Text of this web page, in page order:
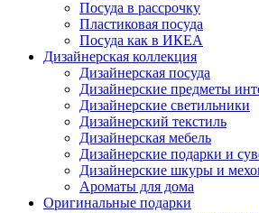
Посуда в рассрочку
Пластиковая посуда
Посуда как в ИКЕА
Дизайнерская коллекция
Дизайнерская посуда
Дизайнерские предметы
Дизайнерские светильники
Дизайнерский текстиль
Дизайнерская мебель
Дизайнерские подарки и
Дизайнерские шкуры и
Ароматы для дома
Оригинальные подарки